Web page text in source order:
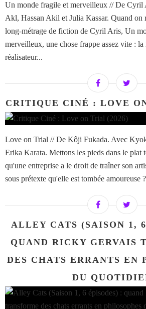
Un monde fragile et merveilleux // De Cyril
Akl, Hassan Akil et Julia Kassar. Quand on
long-métrage de fiction de Cyril Aris, Un
merveilleux, une chose frappe assez vite :
réalisateur...
CRITIQUE CINÉ : LOVE
Love on Trial // De Kôji Fukada. Avec
Erika Karata. Mettons les pieds dans le plat
qu'une entreprise a le droit de traîner son
sous prétexte qu'elle est tombée amoureuse
ALLEY CATS (SAISON 1,
QUAND RICKY GERVAIS
DES CHATS ERRANTS EN
DU